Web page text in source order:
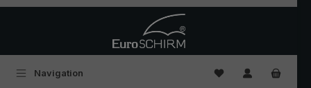
Navigation Du hast 0